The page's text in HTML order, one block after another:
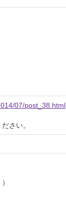
07/post_38.html
さい。